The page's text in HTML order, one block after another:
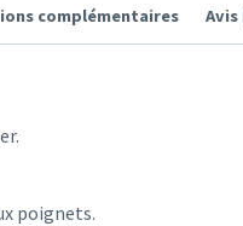
complémentaires Avis
poignets.